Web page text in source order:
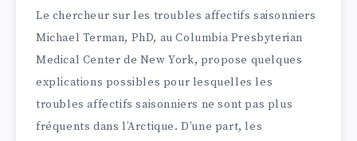
Le chercheur sur les troubles affectifs saisonniers
Michael Terman, PhD, au Columbia Presbyterian
Medical Center de New York, propose quelques
explications possibles pour lesquelles les
troubles affectifs saisonniers ne sont pas plus
fréquents dans l’Arctique. D’une part, les